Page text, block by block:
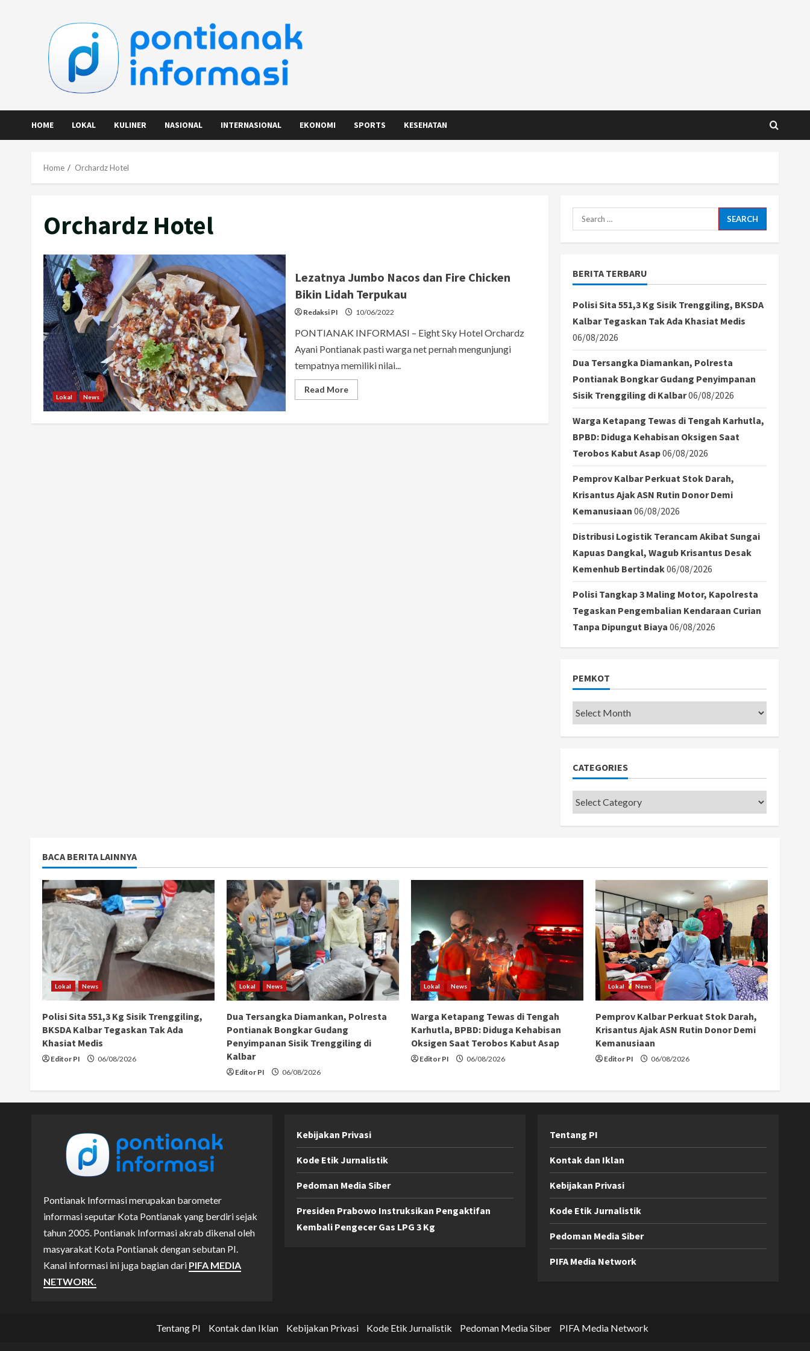
HOME LOKAL KULINER NASIONAL INTERNASIONAL EKONOMI SPORTS KESEHATAN
Home Orchardz Hotel
Orchardz Hotel
Lokal News
Lezatnya Jumbo Nacos dan Fire Chicken
Bikin Lidah Terpukau
Redaksi PI 10/06/2022
PONTIANAK INFORMASI – Eight Sky Hotel Orchardz
Ayani Pontianak pasti warga net pernah mengunjungi
tempatnya memiliki nilai...
Read MoreRead
more
Jumbo
Search
for:
BERITA TERBARU
Polisi Sita 551,3 Kg Sisik Trenggiling, BKSDA
Kalbar Tegaskan Tak Ada Khasiat Medis
06/08/2026
Dua Tersangka Diamankan, Polresta
Pontianak Bongkar Gudang Penyimpanan
Sisik Trenggiling di Kalbar06/08/2026
Warga Ketapang Tewas di Tengah Karhutla,
BPBD: Diduga Kehabisan Oksigen Saat
Terobos Kabut Asap06/08/2026
Pemprov Kalbar Perkuat Stok Darah,
Krisantus Ajak ASN Rutin Donor Demi
Kemanusiaan 06/08/2026
Distribusi Logistik Terancam Akibat Sungai
Kapuas Dangkal, Wagub Krisantus Desak
Kemenhub Bertindak06/08/2026
Polisi Tangkap 3 Maling Motor, Kapolresta
Tegaskan Pengembalian Kendaraan Curian
Tanpa Dipungut Biaya 06/08/2026
PEMKOT
Pemkot
CATEGORIES
Categories
BACA BERITA LAINNYA
Lokal News
Polisi Sita 551,3 Kg Sisik Trenggiling,
BKSDA Kalbar Tegaskan Tak Ada
Khasiat Medis
Editor PI 06/08/2026
Lokal News
Dua Tersangka Diamankan, Polresta
Pontianak Bongkar Gudang
Penyimpanan Sisik Trenggiling di
Kalbar
Editor PI 06/08/2026
Lokal News
Warga Ketapang Tewas di Tengah
Karhutla, BPBD: Diduga Kehabisan
Oksigen Saat Terobos Kabut Asap
Editor PI 06/08/2026
Lokal News
Pemprov Kalbar Perkuat Stok Darah,
Krisantus Ajak ASN Rutin Donor Demi
Kemanusiaan
Editor PI 06/08/2026
Pontianak Informasi merupakan barometer
informasi seputar Kota Pontianak yang berdiri sejak
tahun 2005. Pontianak Informasi akrab dikenal oleh
masyarakat Kota Pontianak dengan sebutan PI.
Kanal informasi ini juga bagian dari PIFA MEDIA
NETWORK.
Kebijakan Privasi
Kode Etik Jurnalistik
Pedoman Media Siber
Presiden Prabowo Instruksikan Pengaktifan
Kembali Pengecer Gas LPG 3 Kg
Tentang PI
Kontak dan Iklan
Kebijakan Privasi
Kode Etik Jurnalistik
Pedoman Media Siber
PIFA Media Network
Tentang PI Kontak dan Iklan Kebijakan Privasi Kode Etik Jurnalistik Pedoman Media Siber PIFA Media Network